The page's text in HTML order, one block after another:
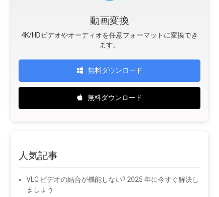
動画変換
4K/HDビデオやオーディオを任意フォーマットに変換でき
ます。
無料ダウンロード
無料ダウンロード
人気記事
VLC ビデオの結合が機能しない? 2025 年に今すぐ解決し
ましょう